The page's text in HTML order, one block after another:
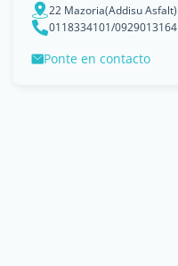
0118334101/0929013164
Ponte en contacto